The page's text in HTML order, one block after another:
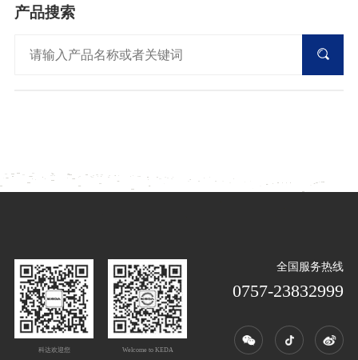
产品搜索
科达欢迎您 Welcome to KEDA
全国服务热线
0757-23832999